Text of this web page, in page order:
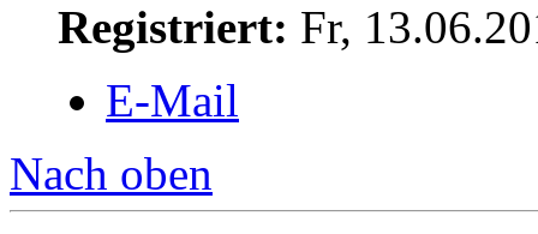
Registriert: Fr,
E-Mail
Nach oben